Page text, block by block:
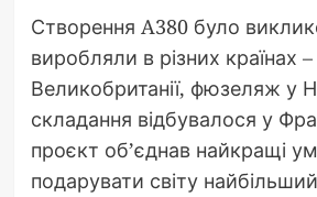
Створення A380 було
виробляли в різних країнах
Великобританії, фюзеляж у
складання відбувалося у
проєкт об’єднав найкращі
подарувати світу найбільший